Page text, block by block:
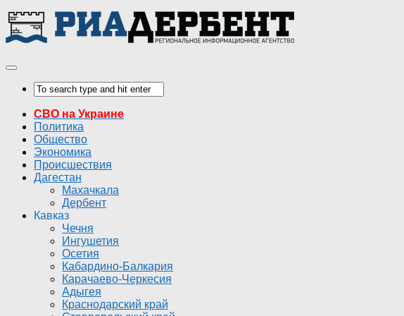
СВО на Украине
Политика
Общество
Экономика
Происшествия
Дагестан
Махачкала
Дербент
Кавказ
Чечня
Ингушетия
Осетия
Кабардино-Балкария
Карачаево-Черкесия
Адыгея
Краснодарский край